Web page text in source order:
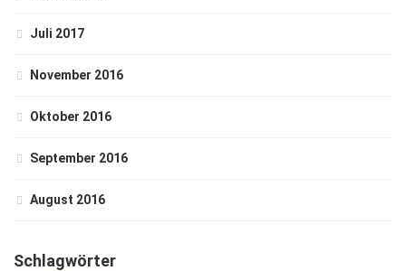
Juli 2017
November 2016
Oktober 2016
September 2016
August 2016
Schlagwörter